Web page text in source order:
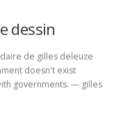
dessin
de gilles deleuze
doesn't exist
governments. ― gilles